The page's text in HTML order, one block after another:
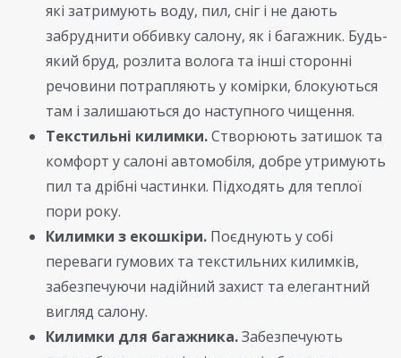
які затримують воду, пил, сніг і не дають
забруднити оббивку салону, як і багажник. Будь-
який бруд, розлита волога та інші сторонні
речовини потрапляють у комірки, блокуються
там і залишаються до наступного чищення.
Текстильні килимки.Створюють затишок та
комфорт у салоні автомобіля, добре утримують
пил та дрібні частинки. Підходять для теплої
пори року.
Килимки з екошкіри. Поєднують у собі
переваги гумових та текстильних килимків,
забезпечуючи надійний захист та елегантний
вигляд салону.
Килимки для багажника.Забезпечують